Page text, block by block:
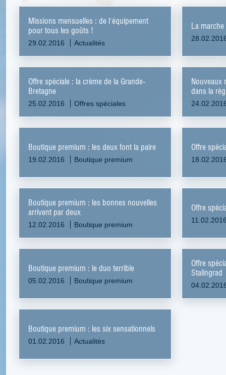
Missions mensuelles : de l'équipement
pour tous les goûts !
29.02.2016 Actualités
La
Offre spéciale : la crème de la Grande-
Bretagne
25.02.2016 Offres spéciales
Nouveaux
dans la
Boutique premium : les deux font la paire
19.02.2016 Boutique premium
Offre
Boutique premium : les bonnes nouvelles
arrivent par deux
12.02.2016 Boutique premium
Offre
Boutique premium : le duo terrible
05.02.2016 Boutique premium
Offre
Stalingrad
Boutique premium : les six sensationnels
01.02.2016 Actualités